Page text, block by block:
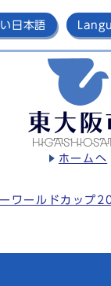
日本語
ホームへ
ワールドカップ